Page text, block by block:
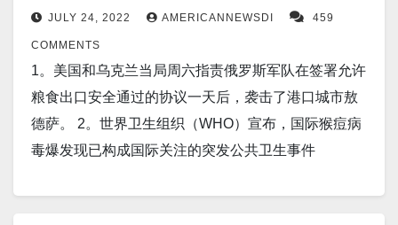
预计中国长征五号乙火箭的碎片将于本周末坠入地
球，可能会将碎片散布到包括美国在内的世界各地。
总部位于加利福尼亚的联邦政府资助的非营利性航空
航天公司周二报道说，轨道和再入碎片研究中心
(CORDS) 的专家正在密切监视“巨大”的 23 公吨火箭助
推器不受控制的碎片。 14。北京（路透社）——中国
达 305 公里，可通过太阳能为自己充电。” 14。据正在
助推器的碎片可能会在下周初到达我们的星球。这引
发了人们的担忧，即垃圾在火热的回归期间可能会击
中一座城市，尽管这种情况发生的可能性很小。 15。
韩国外交部长表示，如果朝鲜进行一直在准备的核试
网络攻击能力的措施。 16。标普全球评级称，中国的
用一些最直率的措辞表达了克里姆林宫的战争目标。
13。社交媒体上出现了一张照片，展示了中国人民解
放军海军 (PLAN) KJ-600 舰载机载预警机 (AEW) 机头
和机头部分的最清晰外观。 该快照大约与一段视频同
时出现，据报道该视频显示原型机正在建造飞机的西
安市上空进行飞行测试。 这些进展都发生在中国新国
确表示克里姆林宫在乌克兰战争中的目标远远超出征
服顿巴斯东部地区。 8。路透伦敦7月25日 - 前财政部
长苏纳克周一表示，中国是本世纪英国和世界安全面
临的最大威胁，他提出了在英国首相竞选的最新战线
上与北京打交道的计划。 9。巴基斯坦五周多的毁灭性
季风造成的山洪暴发和与降雨有关的事件造成的死亡
克。 5。据报道，中国正在制定一项计划，以防止中国
道，该策略是根据公司持有的数据的敏感性将公司分
组。 6。周日，日本南部发生火山喷发后，数十人被敦
促撤离家园，国家气象局发布了对这座山的最高级别
警报。 7。中国于周日将其三个空间站模块中的第二个
之前只剩下最后一步。 8。报道称，特朗普在美国转折
JULY 24, 2022 AMERICANNEWSDI 459
COMMENTS
1。美国和乌克兰当局周六指责俄罗斯军队在签署允许
粮食出口安全通过的协议一天后，袭击了港口城市敖
德萨。 2。世界卫生组织（WHO）宣布，国际猴痘病
毒爆发现已构成国际关注的突发公共卫生事件